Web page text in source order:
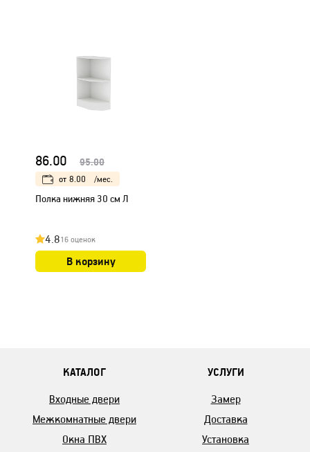
86.00 95.00
от 8.00 /мес.
Полка нижняя 30 см Л
4.816 оценок
В корзину
КАТАЛОГ
Входные двери
Межкомнатные двери
Окна ПВХ
УСЛУГИ
Замер
Доставка
Установка